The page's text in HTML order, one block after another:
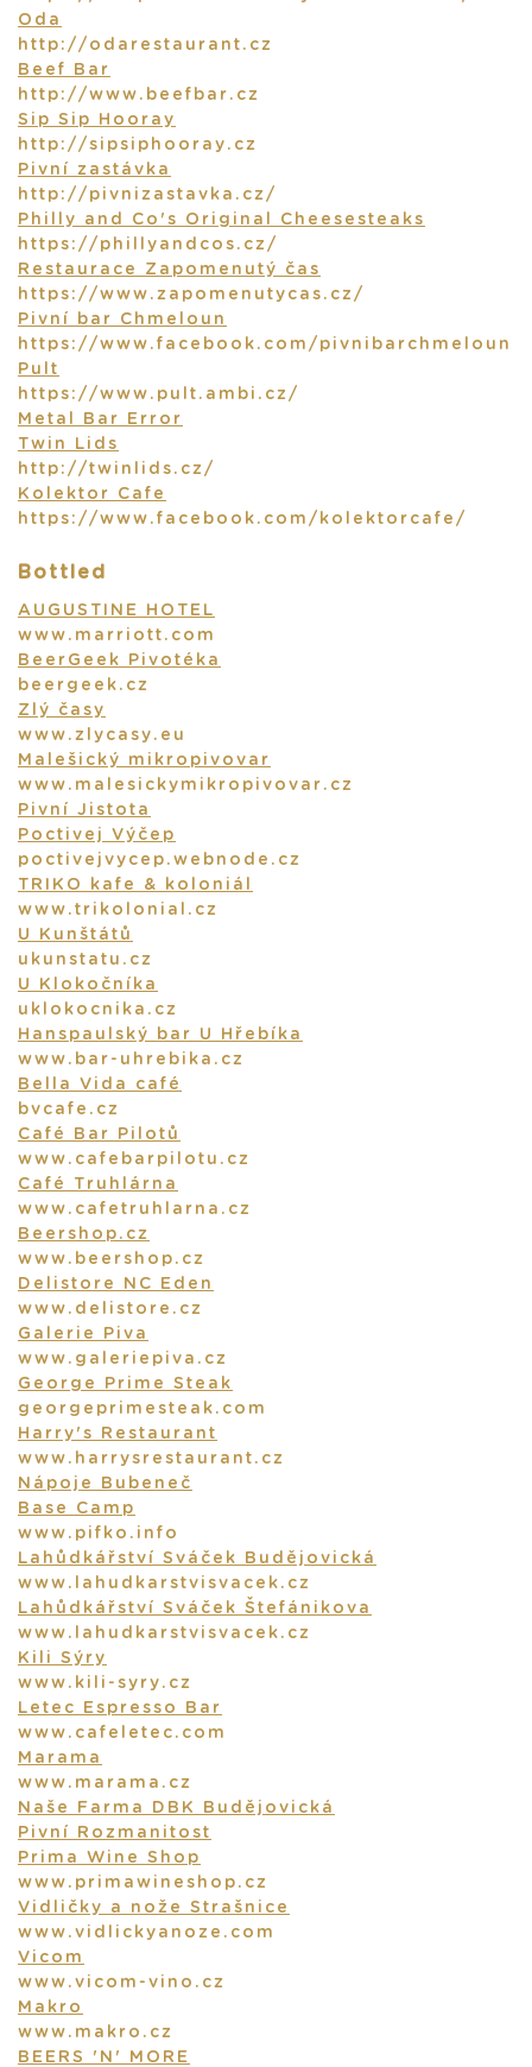
BEERS
OUR STORY
MAP
MATUŠKA FOOD TRUCK
PIVOVAR MATUŠKA
STORE
E-SHOP
CONTACT
FAQ
Oda
http://odarestaurant.cz
Beef Bar
http://www.beefbar.cz
Sip Sip Hooray
http://sipsiphooray.cz
Pivní zastávka
http://pivnizastavka.cz/
Philly and Co's Original Cheesesteaks
https://phillyandcos.cz/
Restaurace Zapomenutý čas
https://www.zapomenutycas.cz/
Pivní bar Chmeloun
https://www.facebook.com/pivnibarchmeloun
Pult
https://www.pult.ambi.cz/
Metal Bar Error
Twin Lids
http://twinlids.cz/
Kolektor Cafe
https://www.facebook.com/kolektorcafe/
Bottled
AUGUSTINE HOTEL
www.marriott.com
BeerGeek Pivotéka
beergeek.cz
Zlý časy
www.zlycasy.eu
Malešický mikropivovar
www.malesickymikropivovar.cz
Pivní Jistota
Poctivej Výčep
poctivejvycep.webnode.cz
TRIKO kafe & koloniál
www.trikolonial.cz
U Kunštátů
ukunstatu.cz
U Klokočníka
uklokocnika.cz
Hanspaulský bar U Hřebíka
www.bar-uhrebika.cz
Bella Vida café
bvcafe.cz
Café Bar Pilotů
www.cafebarpilotu.cz
Café Truhlárna
www.cafetruhlarna.cz
Beershop.cz
www.beershop.cz
Delistore NC Eden
www.delistore.cz
Galerie Piva
www.galeriepiva.cz
George Prime Steak
georgeprimesteak.com
Harry's Restaurant
www.harrysrestaurant.cz
Nápoje Bubeneč
Base Camp
www.pifko.info
Lahůdkářství Sváček Budějovická
www.lahudkarstvisvacek.cz
Lahůdkářství Sváček Štefánikova
www.lahudkarstvisvacek.cz
Kili Sýry
www.kili-syry.cz
Letec Espresso Bar
www.cafeletec.com
Marama
www.marama.cz
Naše Farma DBK Budějovická
Pivní Rozmanitost
Prima Wine Shop
www.primawineshop.cz
Vidličky a nože Strašnice
www.vidlickyanoze.com
Vicom
www.vicom-vino.cz
Makro
www.makro.cz
BEERS 'N' MORE